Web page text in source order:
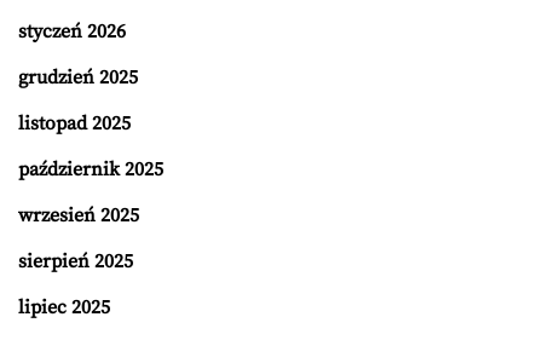
styczeń 2026
grudzień 2025
listopad 2025
październik 2025
wrzesień 2025
sierpień 2025
lipiec 2025